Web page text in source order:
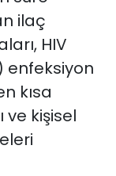
ilaç
HIV
enfeksiyon
kısa
kişisel